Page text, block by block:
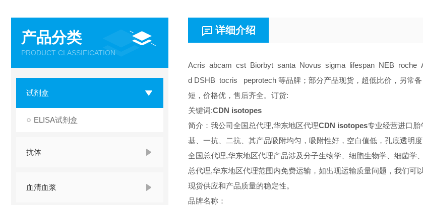
产品分类
PRODUCT CLASSIFICATION
试剂盒
ELISA试剂盒
抗体
血清血浆
详细介绍
Acris abcam cst Biorbyt santa Novus sigma lifespan NEB roche
d DSHB tocris peprotech 等品牌；部分产品现货，超低比价，另
短，价格优，售后齐全。订货:
关键词:CDN isotopes
简介：我公司全国总代理,华东地区代理CDN isotopes专业经营进口胎
基、一抗、二抗、其产品吸附均匀，吸附性好，空白值低，孔底透明度
全国总代理,华东地区代理产品涉及分子生物学、细胞生物学、细菌学
总代理,华东地区代理范围内免费运输，如出现运输质量问题，我们可
现货供应和产品质量的稳定性。
品牌名称：